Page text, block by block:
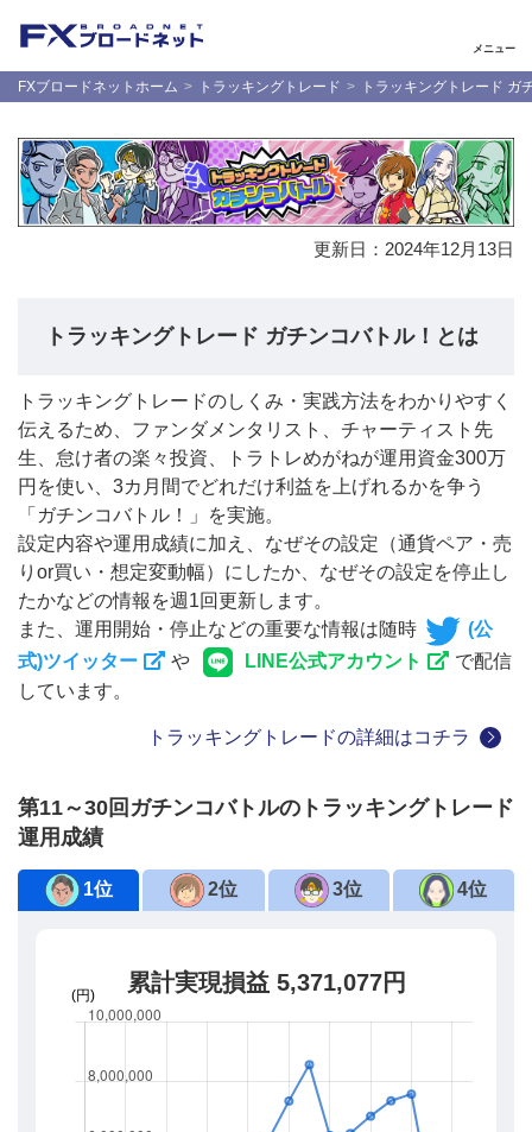
メニュー
FXブロードネットホーム トラッキングトレード トラッキングトレード ガ
更新日： 2024年12月13日
トラッキングトレード ガチンコバトル！とは
トラッキングトレードのしくみ・実践方法をわかりやすく
伝えるため、ファンダメンタリスト、チャーティスト先
生、怠け者の楽々投資、トラトレめがねが運用資金300万
円を使い、3カ月間でどれだけ利益を上げれるかを争う
「ガチンコバトル！」を実施。
設定内容や運用成績に加え、なぜその設定（通貨ペア・売
りor買い・想定変動幅）にしたか、なぜその設定を停止し
たかなどの情報を週1回更新します。
また、運用開始・停止などの重要な情報は随時
(公
式)ツイッター
や LINE公式アカウント
で配信
しています。
トラッキングトレードの詳細はコチラ
第11～30回ガチンコバトルのトラッキングトレード
運用成績
1位 2位 3位 4位